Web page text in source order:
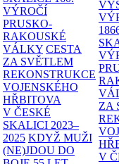
VÝROČÍ
PRUSKO-
RAKOUSKÉ
VÁLKY CESTA
ZA SVĚTLEM
REKONSTRUKCE
VOJENSKÉHO
HŘBITOVA
V ČESKÉ
SKALICI 2023–
2025 KDYŽ MUŽI
(NE)JDOU DO
ZA
V